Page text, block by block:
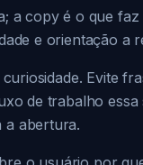
a copy é o que
e orientação a
Evite
de trabalho essa
a abertura.